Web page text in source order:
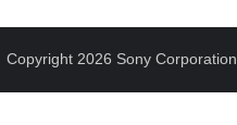
Copyright 2026 Sony Corporation